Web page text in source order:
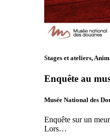
Stages et ateliers,
Enquête au
Musée National des
Enquête sur un
Lors…